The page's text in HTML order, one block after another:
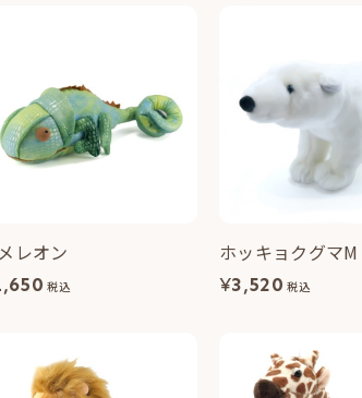
レオン
税込
ホッキョクグマM
¥3,520 税込